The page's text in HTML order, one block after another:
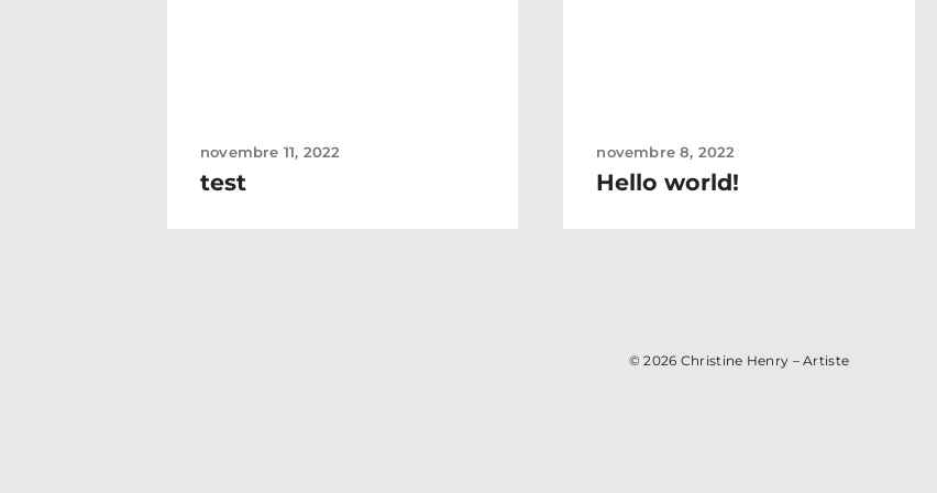
novembre 11, 2022
test
novembre 8, 2022
Hello world!
© 2026 Christine Henry – Artiste